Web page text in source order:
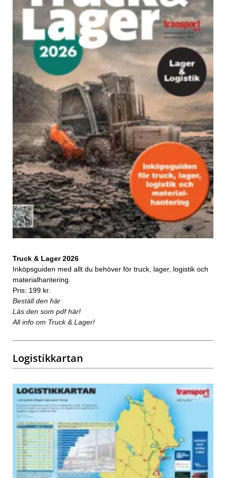
Truck & Lager 2026
Inköpsguiden med allt du behöver för truck, lager, logistik och
materialhantering.
Pris: 199 kr.
Beställ den här
Läs den som pdf här!
All info om Truck & Lager!
Logistikkartan